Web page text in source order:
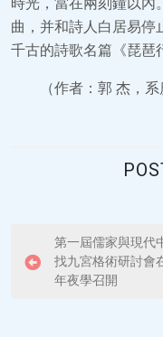
曲，并和詩人白居易停
千古的詩歌名篇《琵琶
（作者：郭 杰，
o
第一屆儒家與現代
找九宮格術研討會
年夜學召開